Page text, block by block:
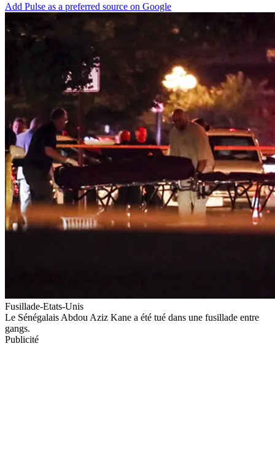
Add Pulse as a preferred source on Google
Fusillade-Etats-Unis
Le Sénégalais Abdou Aziz Kane a été tué dans une fusillade entre
gangs.
Publicité